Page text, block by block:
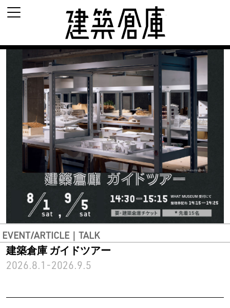
EVENT/ARTICLE｜TALK
建築倉庫 ガイドツアー
2026.8.1-2026.9.5